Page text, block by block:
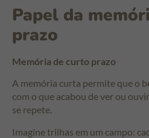
Papel da
prazo
Memória de curto prazo
A memória curta permite que o
com o que acabou de ver ou
se repete.
Imagine trilhas em um campo: